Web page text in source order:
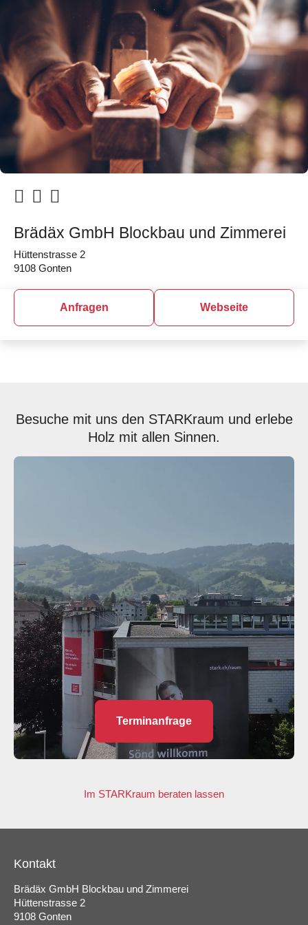
Brädäx GmbH Blockbau und Zimmerei
Hüttenstrasse 2
9108 Gonten
Anfragen Webseite
Besuche mit uns den STARKraum und erlebe
Holz mit allen Sinnen.
Terminanfrage
Im STARKraum beraten lassen
Kontakt
Brädäx GmbH Blockbau und Zimmerei
Hüttenstrasse 2
9108 Gonten